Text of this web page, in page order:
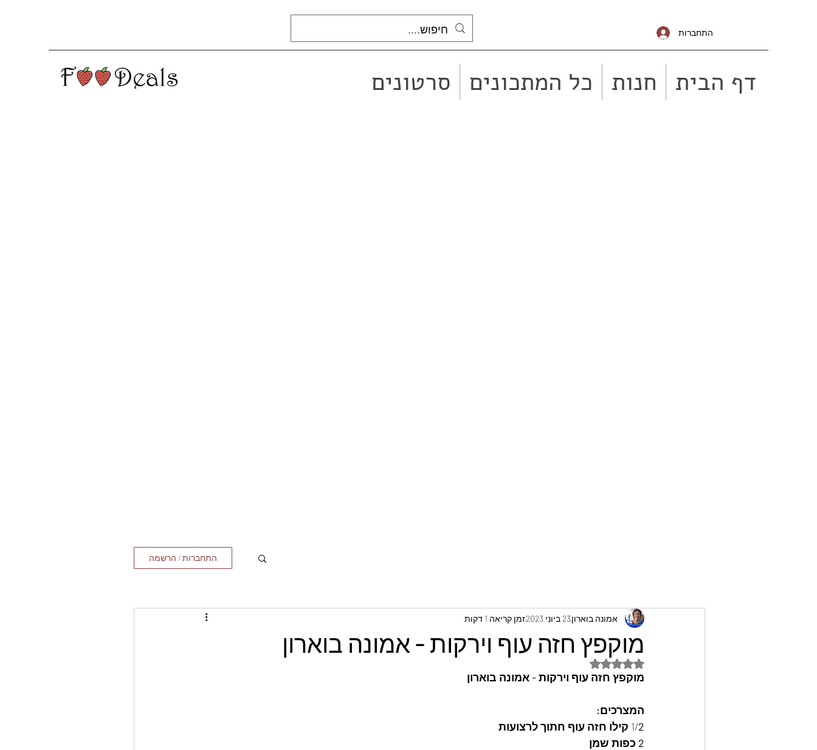
התחברות
דף הבית חנות כל המתכונים סרטונים
התחברות / הרשמה
מוקפץ חזה עוף וירקות - אמונה בוארון
אמונה בוארון23 ביוני 2023 זמן קריאה 1 דקות
דירוג של NaN מתוך 5 כוכבים
מוקפץ חזה עוף וירקות - אמונה בוארון
המצרכים:
1/2 קילו חזה עוף חתוך לרצועות
2 כפות שמן